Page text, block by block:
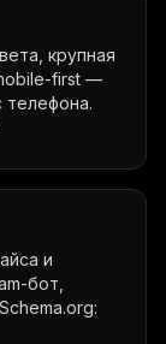
крупная
first —
телефона.
и
бот,